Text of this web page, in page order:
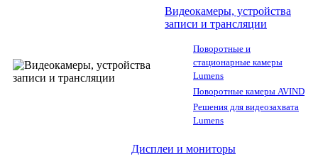
Видеокамеры, устройства
записи и трансляции
Поворотные и
стационарные камеры
Lumens
Поворотные камеры AVIND
Решения для видеозахвата
Lumens
Дисплеи и мониторы